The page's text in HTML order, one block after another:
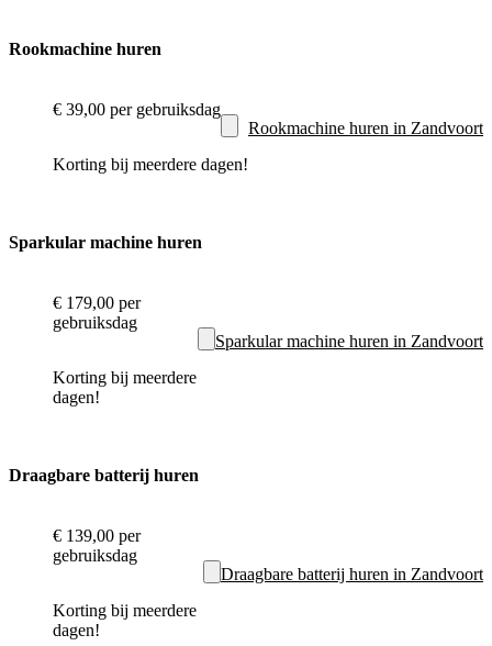
Rookmachine huren
€ 39,00 per gebruiksdag
Korting bij meerdere dagen!
Rookmachine huren in Zandvoort
Sparkular machine huren
€ 179,00 per
gebruiksdag
Korting bij meerdere
dagen!
Sparkular machine huren in Zandvoort
Draagbare batterij huren
€ 139,00 per
gebruiksdag
Korting bij meerdere
dagen!
Draagbare batterij huren in Zandvoort